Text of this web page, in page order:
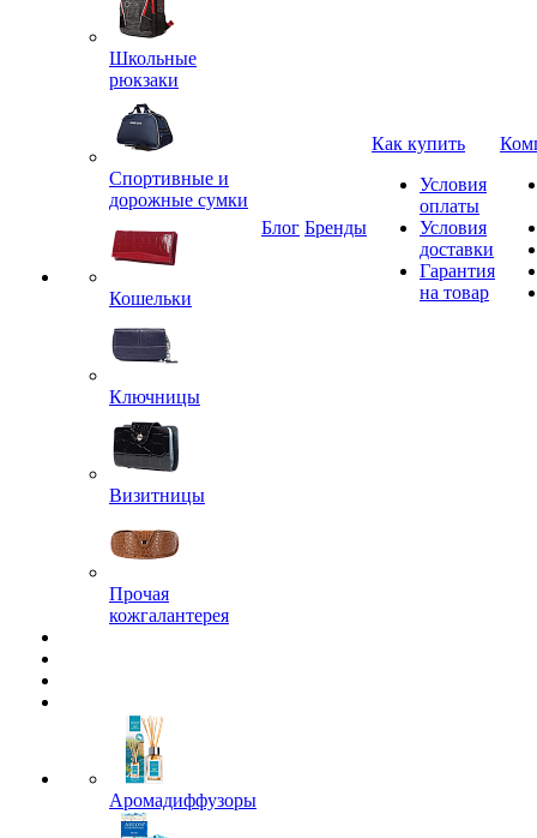
Школьные
рюкзаки
Спортивные и
дорожные сумки
Кошельки
Ключницы
Визитницы
Прочая
кожгалантерея
Аромадиффузоры
Блог Бренды
Как купить
Условия
оплаты
Условия
доставки
Гарантия
на товар